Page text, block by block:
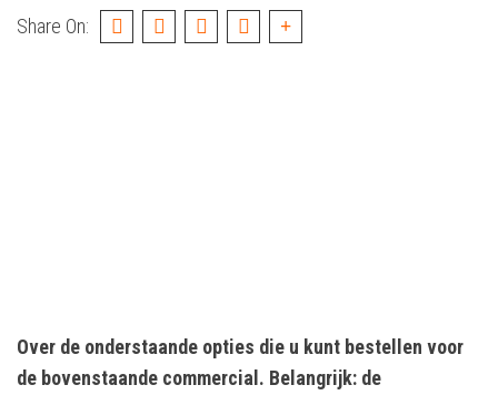
Share On:
Over de onderstaande opties die u kunt bestellen voor
de bovenstaande commercial. Belangrijk: de